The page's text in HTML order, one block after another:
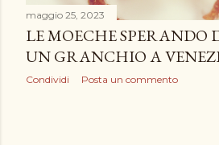
maggio 25, 2023
LE MOECHE SPERANDO
UN GRANCHIO A
Condividi Posta un commento